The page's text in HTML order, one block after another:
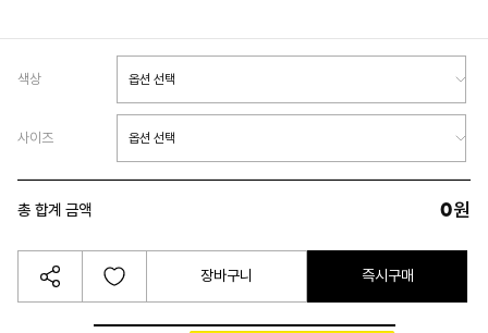
색상
사이즈
총 합계 금액 0원
장바구니 즉시구매